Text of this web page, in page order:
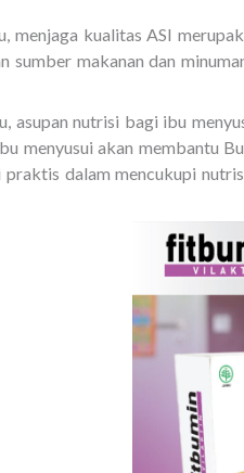
menjaga kualitas ASI
sumber makanan dan
asupan nutrisi bagi ibu
menyusui akan membantu
praktis dalam mencukupi